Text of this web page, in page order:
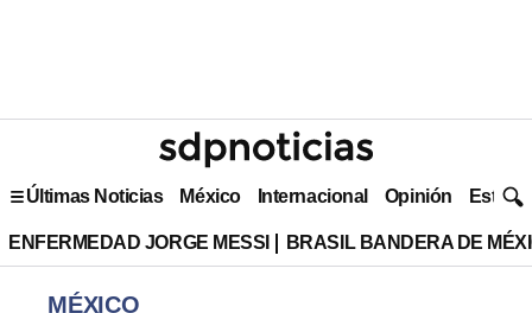
Últimas Noticias México Internacional Opinión Estilo
ENFERMEDAD JORGE MESSI BRASIL BANDERA DE
MÉXICO